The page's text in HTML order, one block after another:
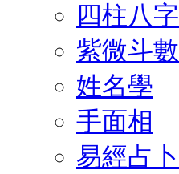
四柱八字
紫微斗數
姓名學
手面相
易經占卜